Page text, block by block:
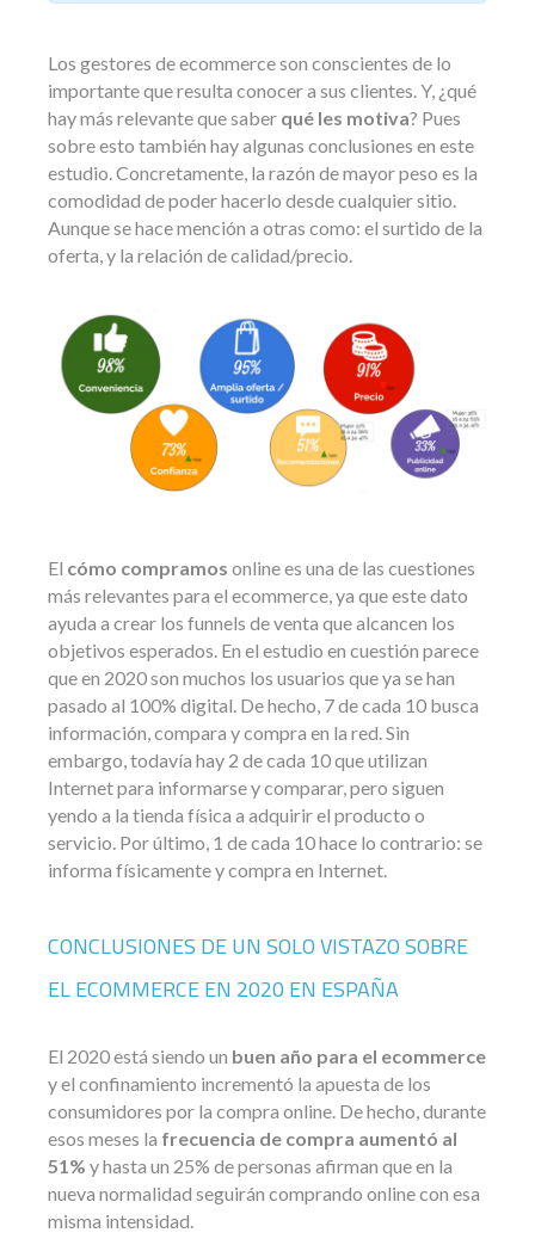
Los gestores de ecommerce son conscientes de lo
importante que resulta conocer a sus clientes. Y, ¿qué
hay más relevante que saber qué les motiva? Pues
sobre esto también hay algunas conclusiones en este
estudio. Concretamente, la razón de mayor peso es la
comodidad de poder hacerlo desde cualquier sitio.
Aunque se hace mención a otras como: el surtido de la
oferta, y la relación de calidad/precio.
El cómo compramos online es una de las cuestiones
más relevantes para el ecommerce, ya que este dato
ayuda a crear los funnels de venta que alcancen los
objetivos esperados. En el estudio en cuestión parece
que en 2020 son muchos los usuarios que ya se han
pasado al 100% digital. De hecho, 7 de cada 10 busca
información, compara y compra en la red. Sin
embargo, todavía hay 2 de cada 10 que utilizan
Internet para informarse y comparar, pero siguen
yendo a la tienda física a adquirir el producto o
servicio. Por último, 1 de cada 10 hace lo contrario: se
informa físicamente y compra en Internet.
CONCLUSIONES DE UN SOLO VISTAZO SOBRE
EL ECOMMERCE EN 2020 EN ESPAÑA
El 2020 está siendo un buen año para el ecommerce
y el confinamiento incrementó la apuesta de los
consumidores por la compra online. De hecho, durante
esos meses la frecuencia de compra aumentó al
51% y hasta un 25% de personas afirman que en la
nueva normalidad seguirán comprando online con esa
misma intensidad.